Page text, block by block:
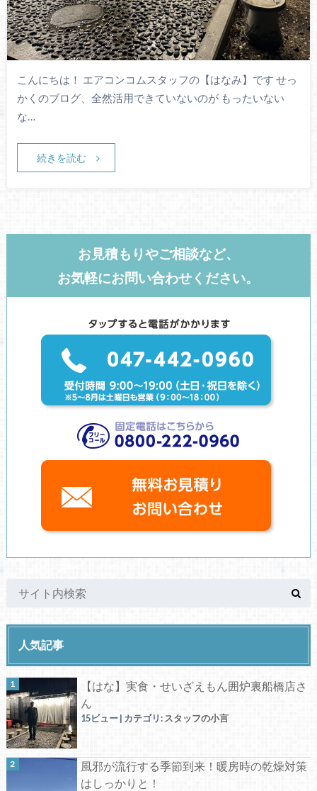
こんにちは！ エアコンコムスタッフの【はなみ】です せっ
かくのブログ、全然活用できていないのが もったいない
な…
続きを読む
お見積もりやご相談など、
お気軽にお問い合わせください。
人気記事
【はな】実食・せいざえもん囲炉裏船橋店さ
ん
15ビュー| カテゴリ: スタッフの小言
風邪が流行する季節到来！暖房時の乾燥対策
はしっかりと！